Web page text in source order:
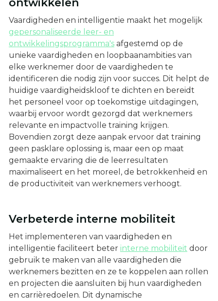
Vaardigheden en intelligentie maakt het mogelijk
gepersonaliseerde leer- en
ontwikkelingsprogramma'safgestemd op de
unieke vaardigheden en loopbaanambities van
elke werknemer door de vaardigheden te
identificeren die nodig zijn voor succes. Dit helpt de
huidige vaardigheidskloof te dichten en bereidt
het personeel voor op toekomstige uitdagingen,
waarbij ervoor wordt gezorgd dat werknemers
relevante en impactvolle training krijgen.
Bovendien zorgt deze aanpak ervoor dat training
geen pasklare oplossing is, maar een op maat
gemaakte ervaring die de leerresultaten
maximaliseert en het moreel, de betrokkenheid en
de productiviteit van werknemers verhoogt.
Verbeterde interne mobiliteit
Het implementeren van vaardigheden en
intelligentie faciliteert beter interne mobiliteit door
gebruik te maken van alle vaardigheden die
werknemers bezitten en ze te koppelen aan rollen
en projecten die aansluiten bij hun vaardigheden
en carrièredoelen. Dit dynamische